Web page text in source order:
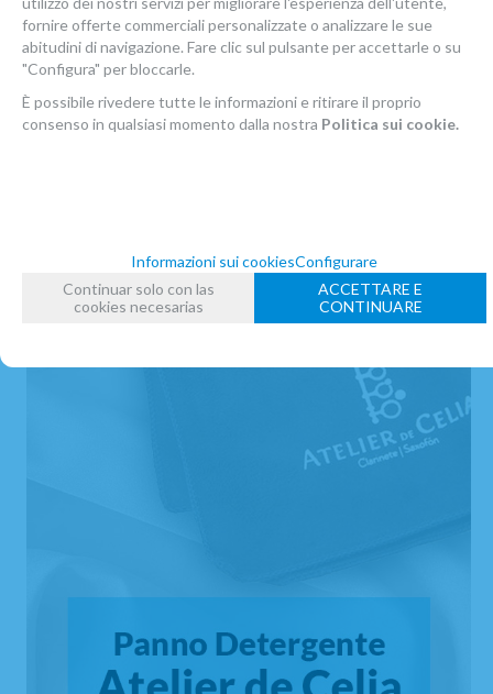
IN STOCK
22.00%IVA inclusa
- +
quantità
fornire offerte commerciali personalizzate o analizzare le sue
abitudini di navigazione. Fare clic sul pulsante per accettarle o su
"Configura" per bloccarle.
È possibile rivedere tutte le informazioni e ritirare il proprio
consenso in qualsiasi momento dalla nostra Politica sui cookie.
Informazioni sui cookiesConfigurare
Continuar solo con las
cookies necesarias
ACCETTARE E
CONTINUARE